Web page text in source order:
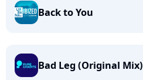
Back to You
Bad Leg (Original Mix)